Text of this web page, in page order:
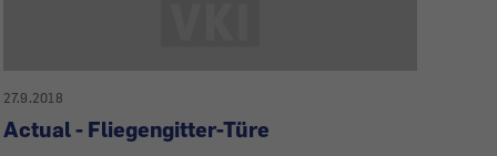
27.9.2018
Actual - Fliegengitter-Türe